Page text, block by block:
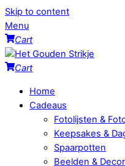
Skip to content
Menu
Cart
Cart
Home
Cadeaus
Fotolijsten &
Keepsakes &
Spaarpotten
Beelden &